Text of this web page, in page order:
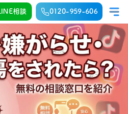
相談 0120-959-606